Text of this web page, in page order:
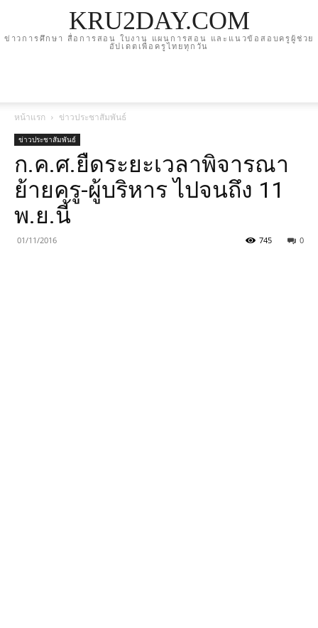
KRU2DAY.COM
ข่าวการศึกษา สื่อการสอน ใบงาน แผนการสอน และแนวข้อสอบครูผู้ช่วย
อัปเดตเพื่อครูไทยทุกวัน
หน้าแรก ข่าวประชาสัมพันธ์
ข่าวประชาสัมพันธ์
ก.ค.ศ.ยืดระยะเวลาพิจารณา
ย้ายครู-ผู้บริหาร ไปจนถึง 11
พ.ย.นี้
01/11/2016 0
745